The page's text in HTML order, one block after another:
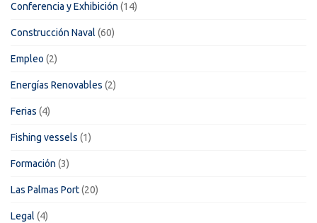
Conferencia y Exhibición (14)
Construcción Naval (60)
Empleo (2)
Energías Renovables (2)
Ferias (4)
Fishing vessels (1)
Formación (3)
Las Palmas Port(20)
Legal (4)